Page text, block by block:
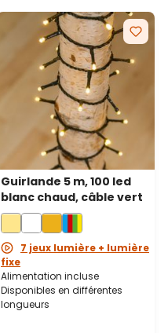
Guirlande 5 m, 100 led
blanc chaud, câble vert
7 jeux lumière + lumière
fixe
Alimentation incluse
Disponibles en différentes
longueurs